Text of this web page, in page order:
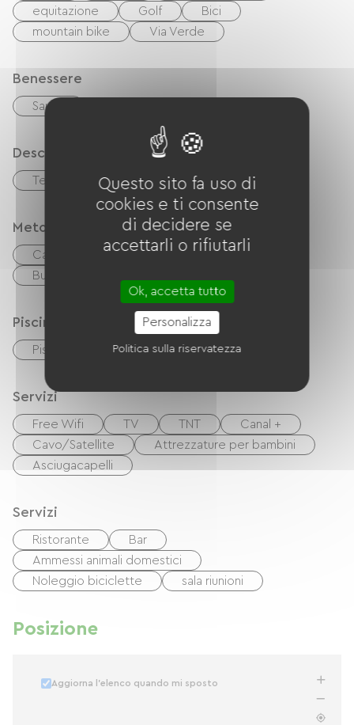
equitazione Golf
Bici
mountain bike
Via Verde
Benessere
Sauna
Descrizione
Terrazzo
Metodi di pagamento
Carta di credito
contanti
Buoni vacanza (ANCV)
Piscina
Piscina all'aperto
Servizi
Free Wifi TV TNT
Canal +
Cavo/Satellite
Attrezzature per bambini
Asciugacapelli
Servizi
Ristorante
Bar
Ammessi animali domestici
Noleggio biciclette
sala riunioni
Posizione
Aggiorna l'elenco quando mi sposto
Questo sito fa uso di
cookies e ti consente
di decidere se
accettarli o rifiutarli
Ok, accetta tutto
Personalizza
Politica sulla riservatezza